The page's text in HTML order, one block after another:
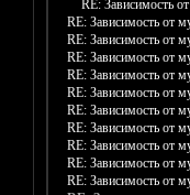
RE: Зависимость
RE: Зависимость от
RE: Зависимость от
RE: Зависимость от
RE: Зависимость от
RE: Зависимость от
RE: Зависимость от
RE: Зависимость от
RE: Зависимость от
RE: Зависимость от
RE: Зависимость от